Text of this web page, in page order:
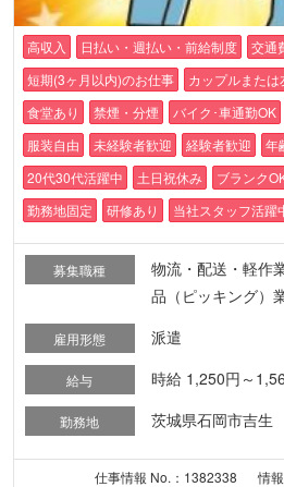
高収入 日払い・週払い・前給制度 交通
短期(3ヶ月以内)のお仕事
カップルまた
食堂あり
禁煙・分煙 バイク･車通勤OK
服装自由
未経験者歓迎 経験者歓迎 年
20代30代活躍中
土日祝休み ブランク
勤務地固定
研修あり 当社スタッフ活躍
募集職種
物流・配送・軽作
品（ピッキング）
雇用形態 派遣
給与 時給 1,250円～
勤務地 茨城県石岡市吉生
仕事情報 No.：1382338
情